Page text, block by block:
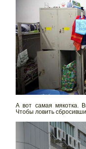
А вот самая мякотка.
Чтобы ловить